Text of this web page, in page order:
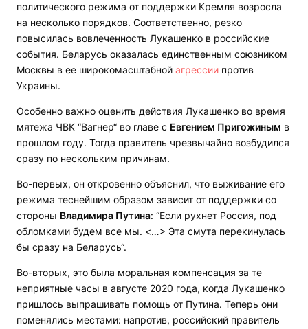
политического режима от поддержки Кремля возросла
на несколько порядков. Соответственно, резко
повысилась вовлеченность Лукашенко в российские
события. Беларусь оказалась единственным союзником
Москвы в ее широкомасштабной агрессии против
Украины.
Особенно важно оценить действия Лукашенко во время
мятежа ЧВК “Вагнер“ во главе с Евгением Пригожиным в
прошлом году. Тогда правитель чрезвычайно возбудился
сразу по нескольким причинам.
Во-первых, он откровенно объяснил, что выживание его
режима теснейшим образом зависит от поддержки со
стороны Владимира Путина: “Если рухнет Россия, под
обломками будем все мы. <…> Эта смута перекинулась
бы сразу на Беларусь“.
Во-вторых, это была моральная компенсация за те
неприятные часы в августе 2020 года, когда Лукашенко
пришлось выпрашивать помощь от Путина. Теперь они
поменялись местами: напротив, российский правитель